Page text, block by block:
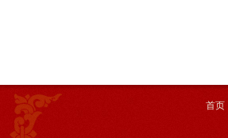
首页